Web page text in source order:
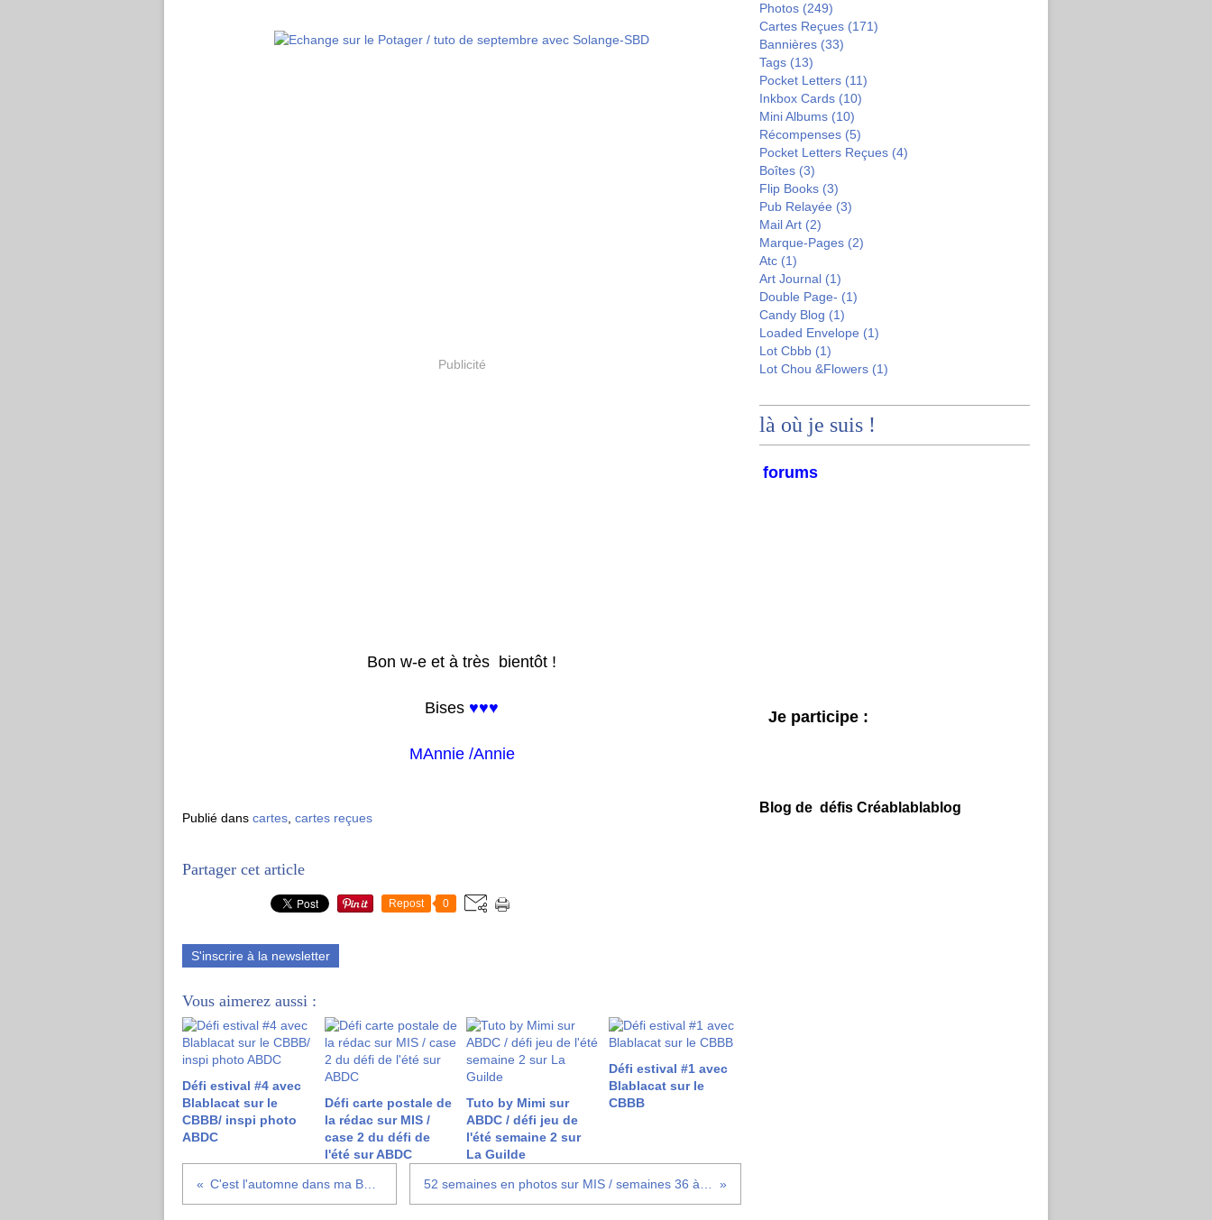
Publicité
Bon w-e et à très bientôt !
Bises ♥♥♥
MAnnie /Annie
Publié dans cartes cartes reçues
Partager cet article
Repost 0
S'inscrire à la newsletter
Vous aimerez aussi :
Défi estival #4 avec
Blablacat sur le
CBBB/ inspi photo
ABDC
Défi carte postale de
la rédac sur MIS /
case 2 du défi de
l'été sur ABDC
Tuto by Mimi sur
ABDC / défi jeu de
l'été semaine 2 sur
La Guilde
Défi estival #1 avec
Blablacat sur le
CBBB
Photos (249)
Cartes Reçues (171)
Bannières (33)
Tags (13)
Pocket Letters (11)
Inkbox Cards (10)
Mini Albums (10)
Récompenses (5)
Pocket Letters Reçues (4)
Boîtes (3)
Flip Books (3)
Pub Relayée (3)
Mail Art (2)
Marque-Pages (2)
Atc (1)
Art Journal (1)
Double Page- (1)
Candy Blog (1)
Loaded Envelope (1)
Lot Cbbb (1)
Lot Chou &flowers (1)
là où je suis !
forums
Je participe :
Blog de défis Créablablablog